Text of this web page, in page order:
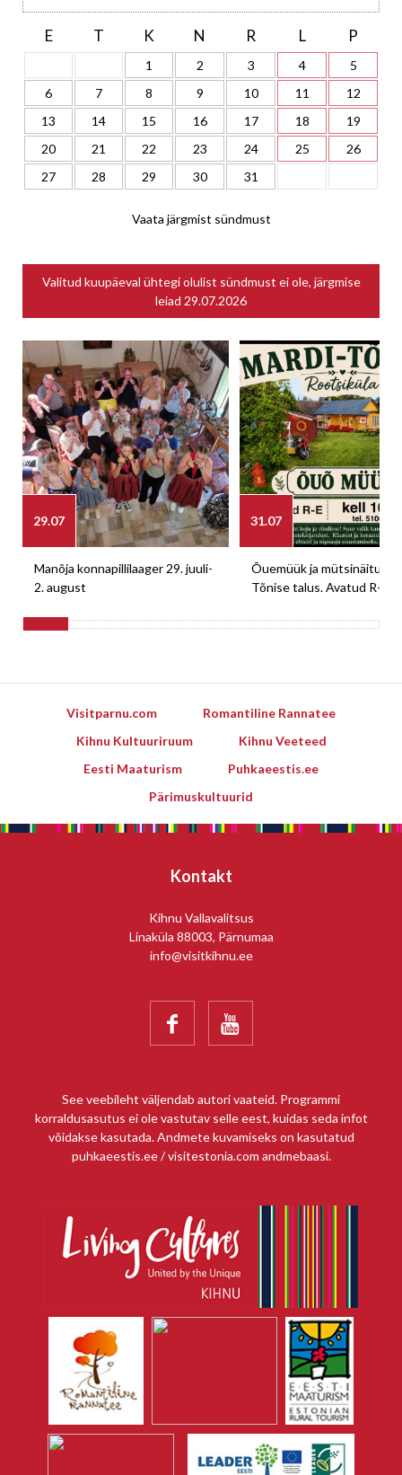
E T K N R L P
1 2 3 4
5
6
7 8 9 10 11
12
13
14 15 16 17 18
19
20
21 22 23 24 25
26
27
28 29 30 31
Vaata järgmist sündmust
Valitud kuupäeval ühtegi olulist sündmust ei ole, järgmise
leiad 29.07.2026
29.07
Manõja konnapillilaager 29. juuli-
2. august
31.07
Õuemüük ja mütsinäitus
Tõnise talus. Avatud R-E
Visitparnu.com
Romantiline Rannatee
Kihnu Kultuuriruum
Kihnu Veeteed
Eesti Maaturism
Puhkaeestis.ee
Pärimuskultuurid
Kontakt
Kihnu Vallavalitsus
Linaküla 88003, Pärnumaa
info@visitkihnu.ee
 
See veebileht väljendab autori vaateid. Programmi
korraldusasutus ei ole vastutav selle eest, kuidas seda infot
võidakse kasutada. Andmete kuvamiseks on kasutatud
puhkaeestis.ee / visitestonia.com andmebaasi.